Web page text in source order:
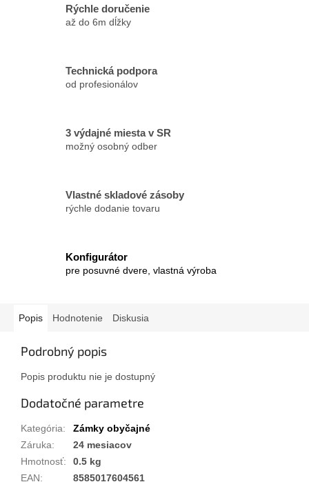
Rýchle doručenie
až do 6m dĺžky
Technická podpora
od profesionálov
3 výdajné miesta v SR
možný osobný odber
Vlastné skladové zásoby
rýchle dodanie tovaru
Konfigurátor
pre posuvné dvere, vlastná výroba
Popis Hodnotenie Diskusia
Podrobný popis
Popis produktu nie je dostupný
Dodatočné parametre
Kategória:
Zámky obyčajné
Záruka:
24 mesiacov
Hmotnosť:
0.5 kg
EAN: 8585017604561